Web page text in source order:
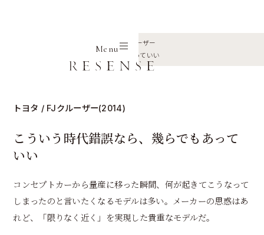
Menu
FJクルーザー
こういう時代錯誤なら、幾らでもあっていい
トヨタ / FJクルーザー(2014)
こういう時代錯誤なら、幾らでもあって
いい
コンセプトカーから量産に移った瞬間、何が起きてこうなって
しまったのと言いたくなるモデルは多い。メーカーの思惑はあ
れど、「限りなく近く」を実現した貴重なモデルだ。